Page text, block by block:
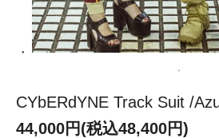
CYbERdYNE Track Suit /
44,000円(税込48,400円)